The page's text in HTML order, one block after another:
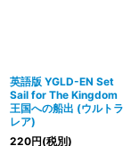
英語版 YGLD-EN Set
Sail for The Kingdom
王国への船出 (ウルトラ
レア)
220円(税別)